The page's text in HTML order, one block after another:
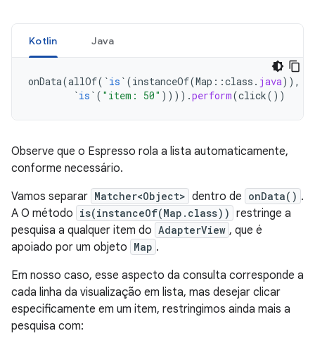
Kotlin Java
onData(allOf( `is ` (instanceOf(Map ::class . java)),
`is ` ( "item: 50" )))).perform(click())
Observe que o Espresso rola a lista automaticamente,
conforme necessário.
Vamos separar Matcher<Object> dentro de onData() .
A O método is(instanceOf(Map.class)) restringe a
pesquisa a qualquer item do AdapterView , que é
apoiado por um objeto Map .
Em nosso caso, esse aspecto da consulta corresponde a
cada linha da visualização em lista, mas desejar clicar
especificamente em um item, restringimos ainda mais a
pesquisa com: